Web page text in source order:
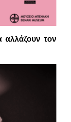
αλλάζουν τον